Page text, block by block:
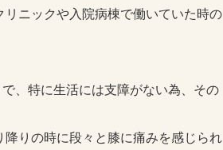
ニックや入院病棟で働いていた時の
、特に生活には支障がない為、その
りの時に段々と膝に痛みを感じられ